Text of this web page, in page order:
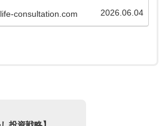
自動更新されます。使い方や導入方法を解説してい
ます。consultation.com 2026.06.04